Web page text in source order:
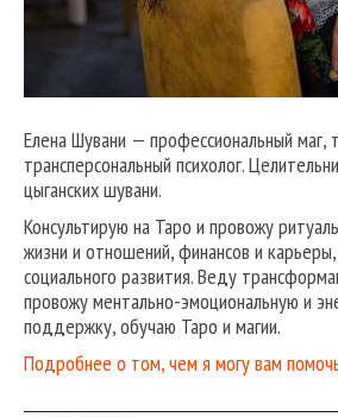
Елена Шувани — профессиональный маг,
трансперсональный психолог.
цыганских шувани.
Консультирую на Таро и провожу
жизни и отношений, финансов и карьеры,
социального развития. Веду
провожу ментально-эмоциональную и
поддержку, обучаю Таро и магии.
Подробнее о том, чем я могу вам